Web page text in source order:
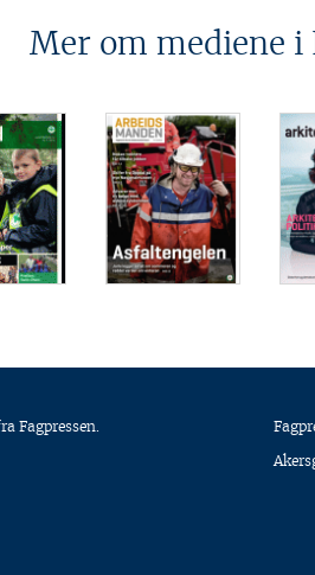
Mer om mediene i
Fagpressen.